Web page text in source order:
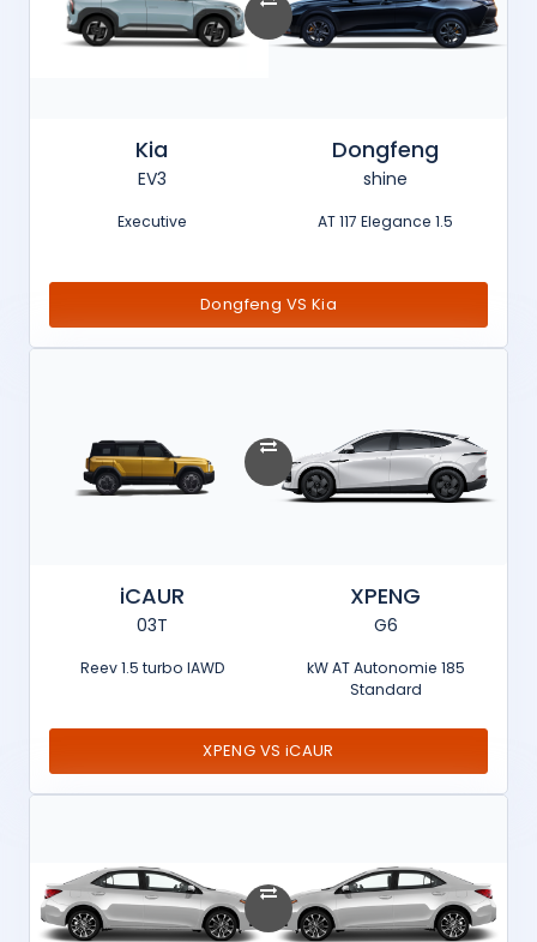
Dongfeng
shine
1.5 AT 117 Elegance
Kia
EV3
Executive
Dongfeng VS Kia
XPENG
G6
185 kW AT Autonomie
Standard
iCAUR
03T
Reev 1.5 turbo IAWD
XPENG VS iCAUR